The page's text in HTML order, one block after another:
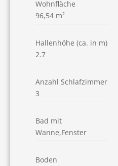
Wohnfläche
96,54 m²
Hallenhöhe (ca. in m)
2.7
Anzahl Schlafzimmer
3
Bad mit
Wanne,Fenster
Boden